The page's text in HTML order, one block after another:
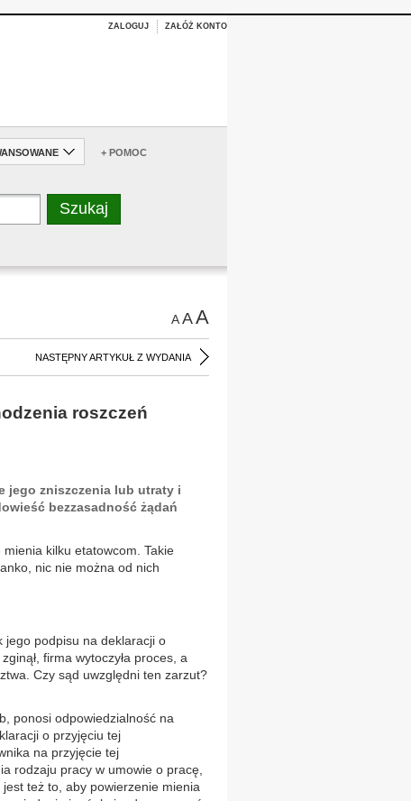
ZALOGUJ ZAŁÓŻ KONTO
+ POMOC
AAA
NASTĘPNY ARTYKUŁ Z WYDANIA
roszczeń
jego zniszczenia lub utraty i
bezzasadność żądań
kilku etatowcom. Takie
nic nie można od nich
jego podpisu na deklaracji o
firma wytoczyła proces, a
Czy sąd uwzględni ten zarzut?
ponosi odpowiedzialność na
o przyjęciu tej
na przyjęcie tej
rodzaju pracy w umowie o pracę,
też to, aby powierzenie mienia